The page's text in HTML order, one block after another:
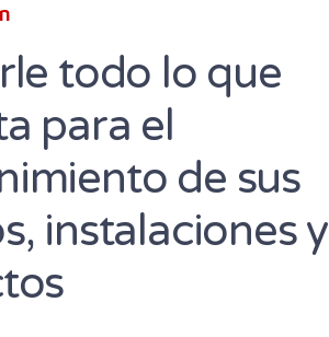
todo lo que
para el
de sus
instalaciones y